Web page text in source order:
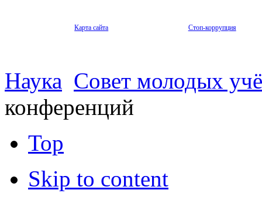
Карта сайта Стоп-коррупция
Наука Совет молодых
конференций
Top
Skip to content